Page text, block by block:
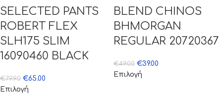
SELECTED PANTS
ROBERT FLEX
SLH175 SLIM
16090460 BLACK
€79.90 €65.00
Επιλογή
BLEND CHINOS
BHMORGAN
REGULAR 20720367
€49.00 €39.00
Επιλογή